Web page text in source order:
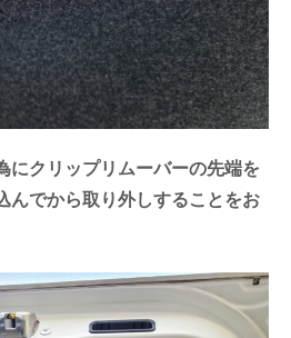
にクリップリムーバーの先端を
んでから取り外しすることをお